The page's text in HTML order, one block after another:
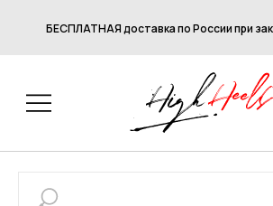
БЕСПЛАТНАЯ доставка по России при